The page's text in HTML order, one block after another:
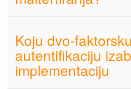
Koju dvo-faktorsku
autentifikaciju
implementaciju